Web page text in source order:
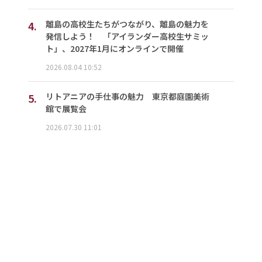
4.
離島の高校生たちがつながり、離島の魅力を
発信しよう！ 「アイランダー高校生サミッ
ト」、2027年1月にオンラインで開催
2026.08.04 10:52
5.
リトアニアの手仕事の魅力 東京都庭園美術
館で展覧会
2026.07.30 11:01